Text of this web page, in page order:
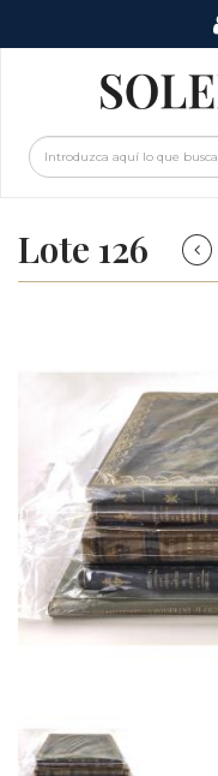
Lote 126